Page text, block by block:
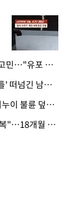
· 직장 불륜 발각된 40대 남성의 고민…"유포 동료 명예훼손·협박죄 고소 가능할까"
· 재취업한 시누이 위해 '조카 셔틀' 떠넘긴 남편…아내 "난 못한다"
· "남의 가정사 끼어들지 마"…시누이 불륜 덮으려는 남편에 억울한 아내
· "현관문 걷어차고 욕설 녹음 반복"…18개월 아기 키우는 집 뒤흔든 '앞집의 비극'